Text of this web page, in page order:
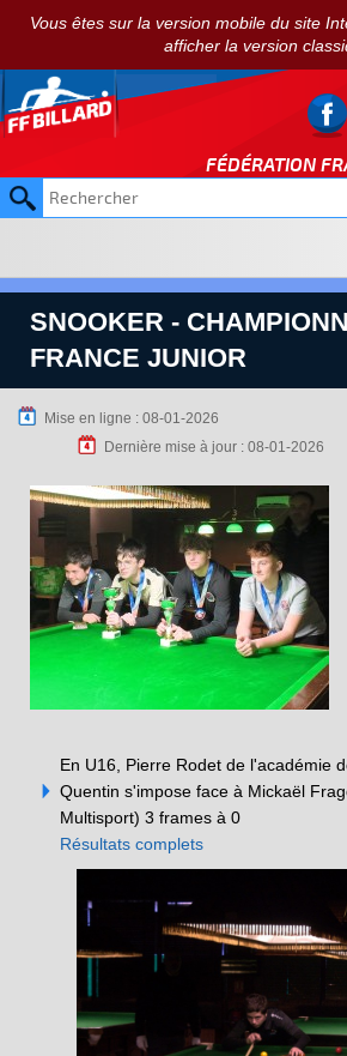
Vous êtes sur la version mobile du site
afficher la version
FÉDÉRATION
SNOOKER -
FRANCE JUNIOR
Mise en ligne : 08-01-2026
Dernière mise à jour : 08-01-2026
En U16, Pierre Rodet de l'académie
Quentin s'impose face à Mickaël
Multisport) 3 frames à 0
Résultats complets